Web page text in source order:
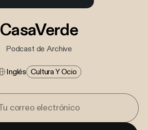
CasaVerde
Podcast de Archive
Inglés Cultura Y Ocio